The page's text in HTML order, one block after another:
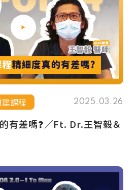
課程 2025.03.26
有差嗎❓／Ft. Dr.王智毅＆